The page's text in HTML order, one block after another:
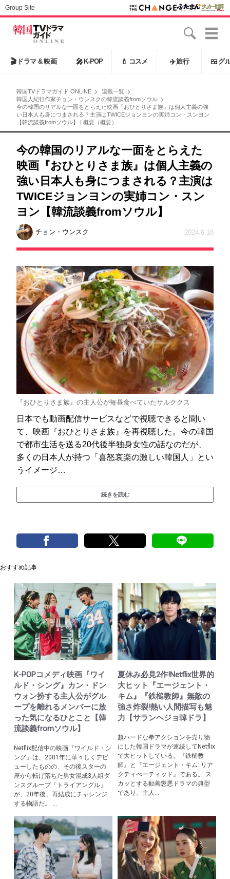
Group Site
🎬 ドラマ & 映画 🎤 K-POP 💄 コスメ ✈️旅行 🍱 グ
韓国TVドラマガイド ONLINE
連載一覧
韓国人紀行作家チョン・ウンスクの韓流談義fromソウル
今の韓国のリアルな一面をとらえた映画『おひとりさま族』は個人主義の強
い日本人も身につまされる？主演はTWICEジョンヨンの実姉コン・スンヨン
【韓流談義fromソウル】 | 概要（概要）
今の韓国のリアルな一面をとらえた
映画『おひとりさま族』は個人主義の
強い日本人も身につまされる？主演は
TWICEジョンヨンの実姉コン・スン
ヨン【韓流談義fromソウル】
チョン・ウンスク 2024.6.18
『おひとりさま族』の主人公が毎昼食べていたサルククス
日本でも動画配信サービスなどで視聴できると聞い
て、映画『おひとりさま族』を再視聴した。今の韓国
で都市生活を送る20代後半独身女性の話なのだが、
多くの日本人が持つ「喜怒哀楽の激しい韓国人」とい
うイメージ…
続きを読む
おすすめ記事
K-POPコメディ映画『ワイ
ルド・シング』カン・ドン
ウォン扮する主人公がグル
ープを離れるメンバーに放
った気になるひとこと【韓
流談義fromソウル】
Netflix配信中の映画『ワイルド・シ
ング』は、2001年に華々しくデビ
ューしたものの、その後スターの
座から転げ落ちた男女混成3人組ダ
ンスグループ「トライアングル」
が、20年後、再結成にチャレンジ
する物語だ。 ...
夏休み必見2作!Netflix世界的
大ヒット『エージェント・
キム』『鉄槌教師』無敵の
強さ炸裂!熱い人間描写も魅
力【サランヘジョ韓ドラ】
超ハードな拳アクションを売り物
にした韓国ドラマが連続してNetflix
で大ヒットしている。『鉄槌教
師』と『エージェント・キム: リア
クティべーティッド』である。 ス
カッとする勧善懲悪ドラマの典型
であり、主人...